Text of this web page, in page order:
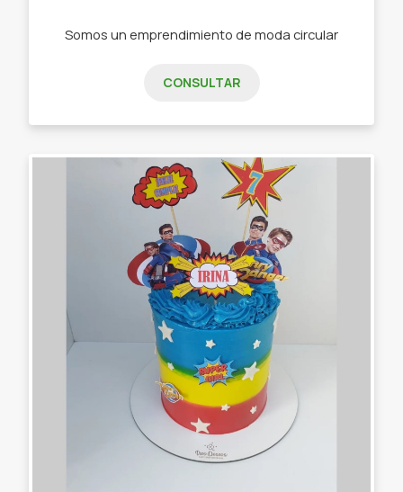
Somos un emprendimiento de moda circular
CONSULTAR